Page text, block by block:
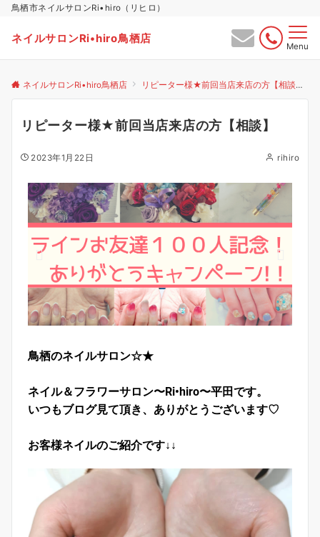
鳥栖市ネイルサロンRi•hiro（リヒロ）
ネイルサロンRi•hiro鳥栖店
Menu
ネイルサロンRi•hiro鳥栖店 リピーター様★前回当店来店の方【相談】
リピーター様★前回当店来店の方【相談】
2023年1月22日 rihiro
鳥栖のネイルサロン☆★
ネイル＆フラワーサロン〜Ri•hiro〜平田です。
いつもブログ見て頂き、ありがとうございます♡
お客様ネイルのご紹介です↓↓